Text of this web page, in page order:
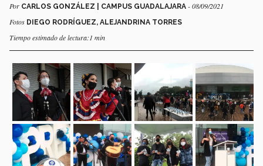
Por CARLOS GONZÁLEZ | CAMPUS GUADALAJARA - 08/09/2021
Fotos DIEGO RODRÍGUEZ, ALEJANDRINA TORRES
Tiempo estimado de lectura:1 min